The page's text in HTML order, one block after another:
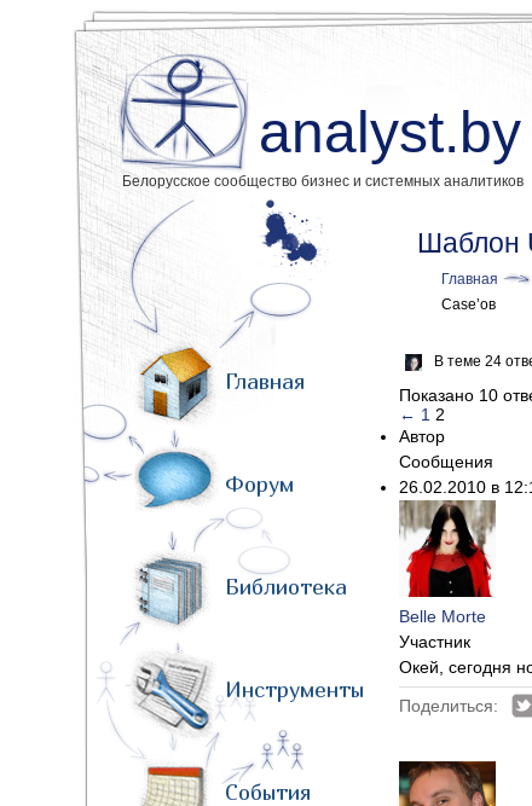
analyst.by
Белорусское сообщество бизнес и системных аналитиков
Главная
Форум
Библиотека
Инструменты
События
Шаблон
Главная
Case’ов
В теме 24
Показано 10
← 1 2
Автор
Сообщения
26.02.2010 в
Belle Morte
Участник
Окей, сегодня
Поделиться: